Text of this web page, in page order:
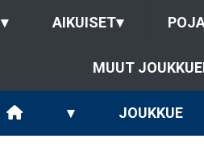
▾ AIKUISET▾
MUUT
▾ JOUKKUE